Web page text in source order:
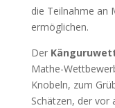
die Teilnahme an
ermöglichen.
Der
Mathe-
Knobeln, zum
Schätzen, der vor